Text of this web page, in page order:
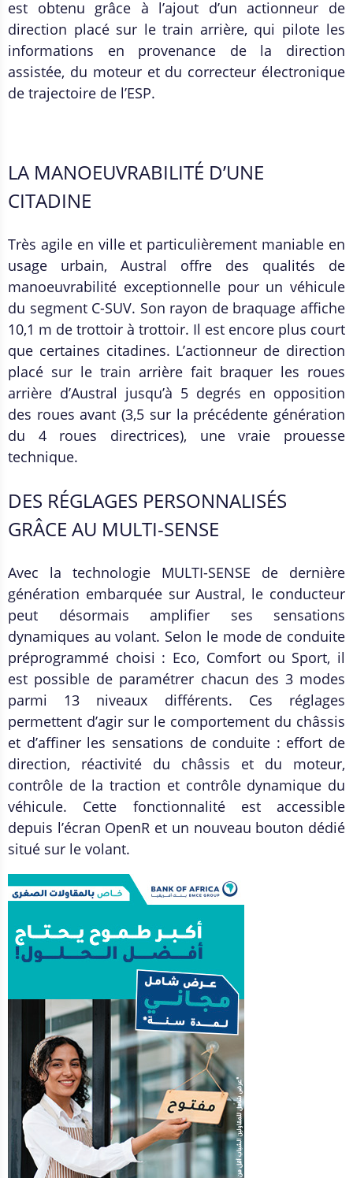
est obtenu grâce à l’ajout d’un actionneur de
direction placé sur le train arrière, qui pilote les
informations en provenance de la direction
assistée, du moteur et du correcteur électronique
de trajectoire de l’ESP.
LA MANOEUVRABILITÉ D’UNE
CITADINE
Très agile en ville et particulièrement maniable en
usage urbain, Austral offre des qualités de
manoeuvrabilité exceptionnelle pour un véhicule
du segment C-SUV. Son rayon de braquage affiche
10,1 m de trottoir à trottoir. Il est encore plus court
que certaines citadines. L’actionneur de direction
placé sur le train arrière fait braquer les roues
arrière d’Austral jusqu’à 5 degrés en opposition
des roues avant (3,5 sur la précédente génération
du 4 roues directrices), une vraie prouesse
technique.
DES RÉGLAGES PERSONNALISÉS
GRÂCE AU MULTI-SENSE
Avec la technologie MULTI-SENSE de dernière
génération embarquée sur Austral, le conducteur
peut désormais amplifier ses sensations
dynamiques au volant. Selon le mode de conduite
préprogrammé choisi : Eco, Comfort ou Sport, il
est possible de paramétrer chacun des 3 modes
parmi 13 niveaux différents. Ces réglages
permettent d’agir sur le comportement du châssis
et d’affiner les sensations de conduite : effort de
direction, réactivité du châssis et du moteur,
contrôle de la traction et contrôle dynamique du
véhicule. Cette fonctionnalité est accessible
depuis l’écran OpenR et un nouveau bouton dédié
situé sur le volant.